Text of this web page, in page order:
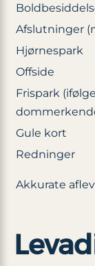
Afslutninger
Hjørnespark
Offside
Frispark (ifølge
Gule kort
Redninger
Akkurate